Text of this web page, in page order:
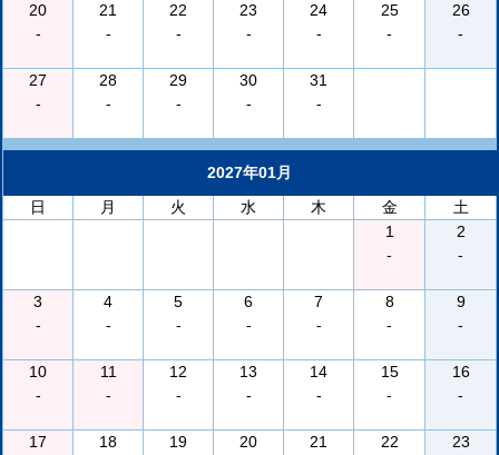
20
-
21
-
22
-
23
-
24
-
25
-
26
-
27
-
28
-
29
-
30
-
31
-
2027年01月
日
月 火 水 木 金
土
1
-
2
-
3
-
4
-
5
-
6
-
7
-
8
-
9
-
10
-
11
-
12
-
13
-
14
-
15
-
16
-
17
18
19
20
21
22
23